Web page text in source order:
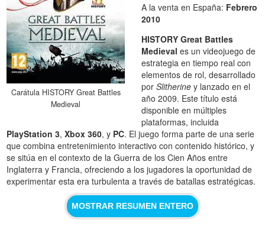
Carátula HISTORY Great Battles
Medieval
A la venta en España: Febrero
2010
HISTORY Great Battles
Medieval es un videojuego de
estrategia en tiempo real con
elementos de rol, desarrollado
porSlitherine y lanzado en el
año 2009. Este título está
disponible en múltiples
plataformas, incluida
PlayStation 3,Xbox 360, y PC. El juego forma parte de una serie
que combina entretenimiento interactivo con contenido histórico, y
se sitúa en el contexto de la Guerra de los Cien Años entre
Inglaterra y Francia, ofreciendo a los jugadores la oportunidad de
experimentar esta era turbulenta a través de batallas estratégicas.
MOSTRAR RESUMEN ENTERO